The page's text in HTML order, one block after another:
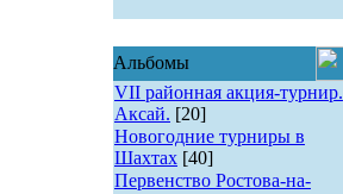
Альбомы
VII районная акция-турнир.
Аксай. [20]
Новогодние турниры в
Шахтах [40]
Первенство Ростова-на-